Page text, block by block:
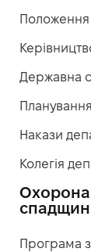
Державна
Накази
Колегія
Охорона
Програма